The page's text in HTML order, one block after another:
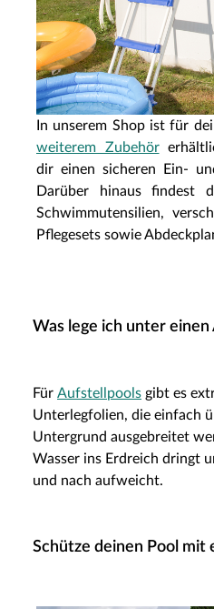
In unserem Shop ist für
weiterem Zubehör
dir einen sicheren Ein-
Darüber hinaus findest
Schwimmutensilien,
Pflegesets sowie
Was lege ich unter
Für Aufstellpools gibt es
Unterlegfolien, die einfach
Untergrund ausgebreitet
Wasser ins Erdreich dringt
und nach aufweicht.
Schütze deinen Pool mit